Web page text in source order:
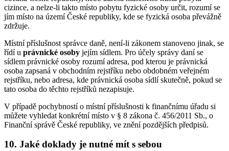
cizince, a nelze-li takto místo pobytu fyzické osoby určit, rozumí se
jím místo na území České republiky, kde se fyzická osoba převážně
zdržuje.
Místní příslušnost správce daně, není-li zákonem stanoveno jinak, se
řídí u právnické osoby jejím sídlem. Pro účely správy daní se
sídlem právnické osoby rozumí adresa, pod kterou je právnická
osoba zapsaná v obchodním rejstříku nebo obdobném veřejném
rejstříku, nebo adresa, kde právnická osoba sídlí skutečně, pokud se
tato osoba do těchto rejstříků nezapisuje.
V případě pochybností o místní příslušnosti k finančnímu úřadu si
můžete vyhledat konkrétní místo v § 8 zákona č. 456/2011 Sb., o
Finanční správě České republiky, ve znění pozdějších předpisů.
10. Jaké doklady je nutné mít s sebou